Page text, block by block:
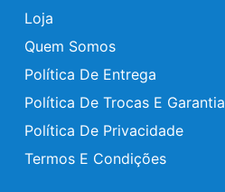
Loja
Quem Somos
Política De Entrega
Política De Trocas E Garantia
Política De Privacidade
Termos E Condições